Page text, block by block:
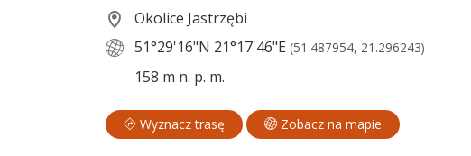
Okolice Jastrzębi
51°29'16"N 21°17'46"E (51.487954, 21.296243)
158 m n. p. m.
Wyznacz trasę Zobacz na mapie